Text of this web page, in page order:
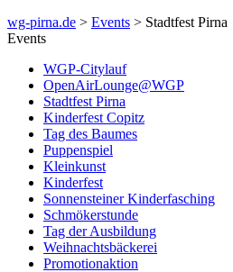
wg-pirna.de > Events > Stadtfest Pirna
Events
WGP-Citylauf
OpenAirLounge@WGP
Stadtfest Pirna
Kinderfest Copitz
Tag des Baumes
Puppenspiel
Kleinkunst
Kinderfest
Sonnensteiner Kinderfasching
Schmökerstunde
Tag der Ausbildung
Weihnachtsbäckerei
Promotionaktion